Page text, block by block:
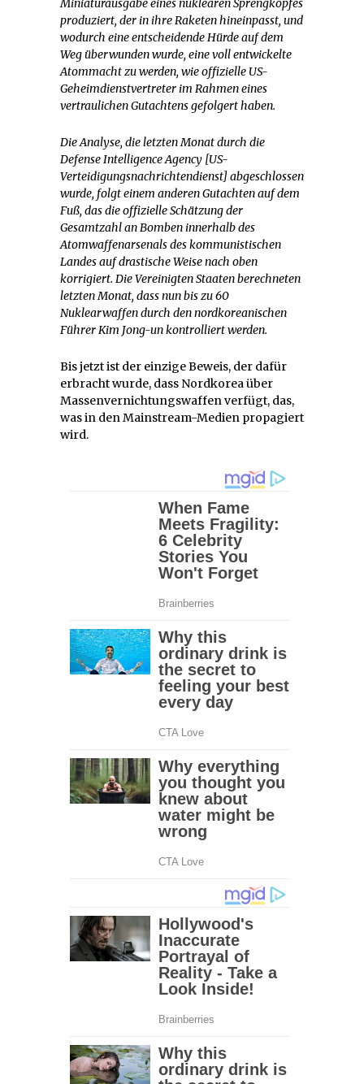
Miniaturausgabe eines nuklearen Sprengkopfes
produziert, der in ihre Raketen hineinpasst, und
wodurch eine entscheidende Hürde auf dem
Weg überwunden wurde, eine voll entwickelte
Atommacht zu werden, wie offizielle US-
Geheimdienstvertreter im Rahmen eines
vertraulichen Gutachtens gefolgert haben.
Die Analyse, die letzten Monat durch die
Defense Intelligence Agency [US-
Verteidigungsnachrichtendienst] abgeschlossen
wurde, folgt einem anderen Gutachten auf dem
Fuß, das die offizielle Schätzung der
Gesamtzahl an Bomben innerhalb des
Atomwaffenarsenals des kommunistischen
Landes auf drastische Weise nach oben
korrigiert. Die Vereinigten Staaten berechneten
letzten Monat, dass nun bis zu 60
Nuklearwaffen durch den nordkoreanischen
Führer Kim Jong-un kontrolliert werden.
Bis jetzt ist der einzige Beweis, der dafür
erbracht wurde, dass Nordkorea über
Massenvernichtungswaffen verfügt, das,
was in den Mainstream-Medien propagiert
wird.